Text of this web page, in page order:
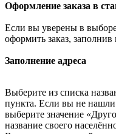
Оформление заказа в
Если вы уверены в
оформить заказ,
Заполнение адреса
Выберите из списка
пункта. Если вы не
выберите значение
название своего